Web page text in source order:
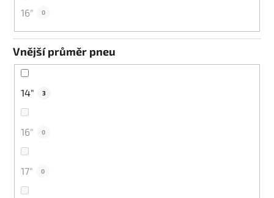
16" 0
Vnější průměr pneu
14" 3
16" 0
17" 0